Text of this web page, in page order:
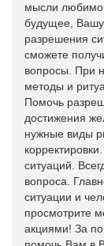
мысли
будущее, Вашу
разрешения
сможете
вопросы. При
методы и
Помочь
достижения
нужные виды
ситуаций.
вопроса.
ситуации и
просмотрите
акциями! За